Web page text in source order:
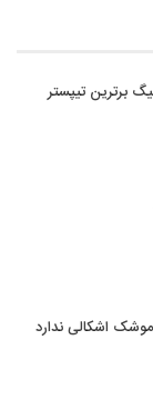
برترین تیپستر
اشکالی ندارد